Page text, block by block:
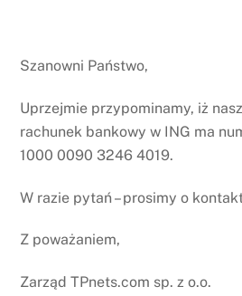
Szanowni Państwo,
Uprzejmie przypominamy, iż
rachunek bankowy w ING ma
1000 0090 3246 4019.
W razie pytań – prosimy o
Z poważaniem,
Zarząd TPnets.com sp. z o.o.